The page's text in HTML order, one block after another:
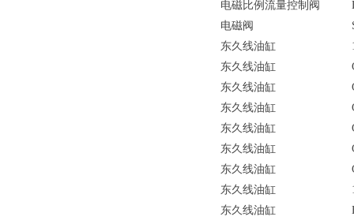
电磁比例流量控制阀
电磁阀
东久线油缸
东久线油缸
东久线油缸
东久线油缸
东久线油缸
东久线油缸
东久线油缸
东久线油缸
东久线油缸